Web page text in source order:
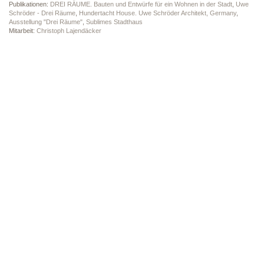
Publikationen: DREI RÄUME. Bauten und Entwürfe für ein Wohnen in der Stadt Uwe
Schröder - Drei Räume Hundertacht House. Uwe Schröder Architekt, Germany,
Ausstellung "Drei Räume" Sublimes Stadthaus
Mitarbeit: Christoph Lajendäcker